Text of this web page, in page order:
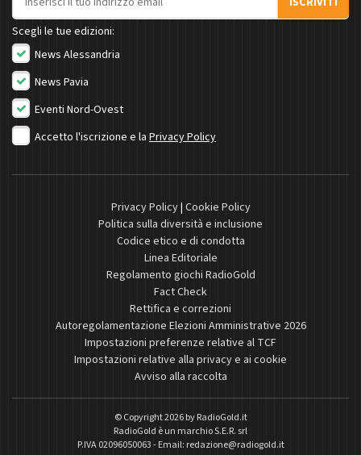
Scegli le tue edizioni:
News Alessandria
News Pavia
Eventi Nord-Ovest
Accetto l'iscrizione e la Privacy Policy
Privacy Policy| Cookie Policy
Politica sulla diversità e inclusione
Codice etico e di condotta
Linea Editoriale
Regolamento giochi RadioGold
Fact Check
Rettifica e correzioni
Autoregolamentazione Elezioni Amministrative 2026
Impostazioni preferenze relative al TCF
Impostazioni relative alla privacy e ai cookie
Avviso alla raccolta
© Copyright 2026 byRadioGold.it
RadioGold è un marchio S.E.R. srl
P.IVA 02096050063 - Email: redazione@radiogold.it